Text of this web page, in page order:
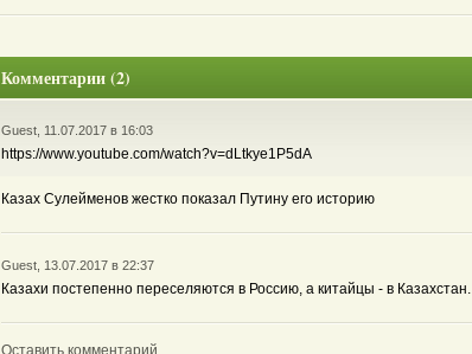
Комментарии (2)
Guest, 11.07.2017 в 16:03
https://www.youtube.com/watch?v=dLtkye1P5dA
Казах Сулейменов жестко показал Путину его историю
Guest, 13.07.2017 в 22:37
Казахи постепенно переселяются в Россию, а китайцы - в Казахстан.
Оставить комментарий